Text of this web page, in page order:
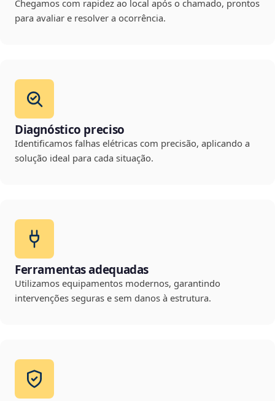
Chegamos com rapidez ao local após o chamado, prontos
para avaliar e resolver a ocorrência.
Diagnóstico preciso
Identificamos falhas elétricas com precisão, aplicando a
solução ideal para cada situação.
Ferramentas adequadas
Utilizamos equipamentos modernos, garantindo
intervenções seguras e sem danos à estrutura.